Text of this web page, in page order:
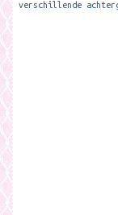
verschillende